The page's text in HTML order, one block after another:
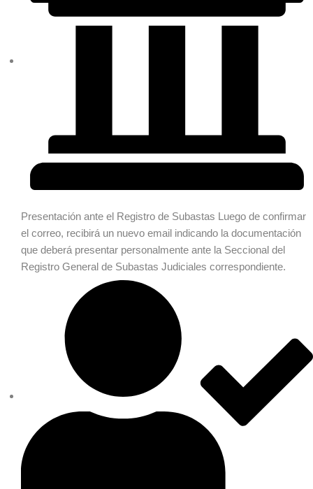
Presentación ante el Registro de Subastas Luego de confirmar
el correo, recibirá un nuevo email indicando la documentación
que deberá presentar personalmente ante la Seccional del
Registro General de Subastas Judiciales correspondiente.